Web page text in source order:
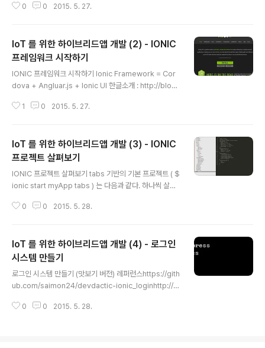
받아서 켜기, 등록된거 선택해서 켜기) 3. 해당 스위치의 현재 상태 ( 전기의 파
Vert.x or Spring 을 사용할 예정이다. p.s 엣지 디바이스와 진짜 통신이 되기
위해서는 웹서버 -> 디바이스로 연결하게 해도 되고 , 직접 와이파이 다이렉트
등을 통해 스마트폰 -> 디바이스 이렇게 연결될수도있겠지만~ 하이브리드앱..
0 0 2015. 5. 27.
IoT 를 위한 하이브리드앱 개발 (2) - IONIC
프레임워크 시작하기
IONIC 프레임워크 시작하기 Ionic Framework = Cor
dova + Angluar.js + Ionic UI 한글소개 : http://blog.
ork.com/특징 ) 1. 모바일 앱을 개발하기에 최적화된 UI
MVC 개발을 할 수 있는 환경을 제공한다.4. 네이트브 자
원을 사용할 수 있는 plugins 사용을 허용한다.5. 크로스
플랫폼 빌드를 제공한다.6. Node.js 기반으로 개발할 수
있는 환경을 지원한다.7. 활발한 개발자 포럼을 지원하고
있다. 개발환경 구축하기 (on Window..
1 0 2015. 5. 27.
IoT 를 위한 하이브리드앱 개발 (3) - IONIC
프로젝트 살펴보기
IONIC 프로젝트 살펴보기 tabs 기반의 기본 프로젝트 ( $
ionic start myApp tabs ) 는 다음과 같다. 하나씩 살펴
── config.xml // cordova configuration ├── gul
─ ionic.project // ionic configuration ├── packa
ge.json // node dependencies ├── platforms //
iOS/Android specific builds will reside here ├─
0 0 2015. 5. 28.
IoT 를 위한 하이브리드앱 개발 (4) - 로그인
시스템 만들기
로그인 시스템 만들기 (맛보기 버전) 레퍼런스https://gith
ub.com/saimon24/devdactic-ionic_loginhttp://d
언트 구현 // app.js 에서 login 상태 설정 .config(functi
0 0 2015. 5. 28.